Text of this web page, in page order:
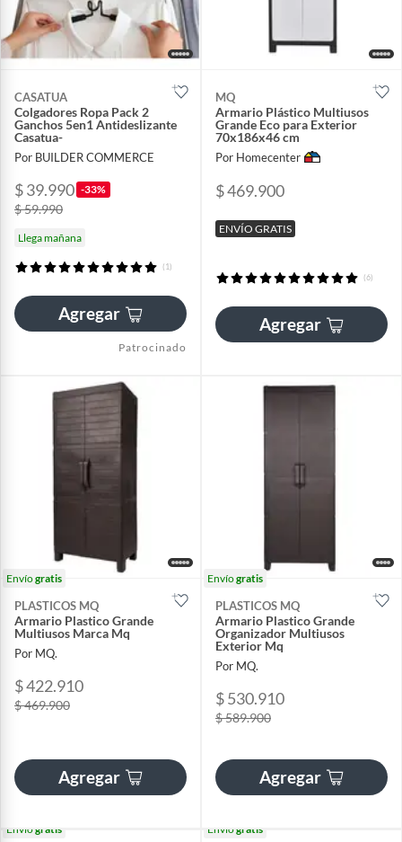
CASATUA
Colgadores Ropa Pack 2
Ganchos 5en1 Antideslizante
Casatua-
Por BUILDER COMMERCE
$ 39.990 -33%
$ 59.990
Llega mañana
(1)
Agregar
Patrocinado
MQ
Armario Plástico Multiusos
Grande Eco para Exterior
70x186x46 cm
Por Homecenter
$ 469.900
ENVÍO GRATIS
(6)
Agregar
Envíogratis
PLASTICOS MQ
Armario Plastico Grande
Multiusos Marca Mq
Por MQ.
$ 422.910
$ 469.900
Agregar
Envíogratis
PLASTICOS MQ
Armario Plastico Grande
Organizador Multiusos
Exterior Mq
Por MQ.
$ 530.910
$ 589.900
Agregar
Envíogratis Envíogratis